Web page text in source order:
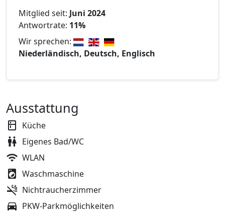
Mitglied seit: Juni 2024
Antwortrate: 11%
Wir sprechen:
Niederländisch, Deutsch, Englisch
Ausstattung
Küche
Eigenes Bad/WC
WLAN
Waschmaschine
Nichtraucherzimmer
PKW-Parkmöglichkeiten